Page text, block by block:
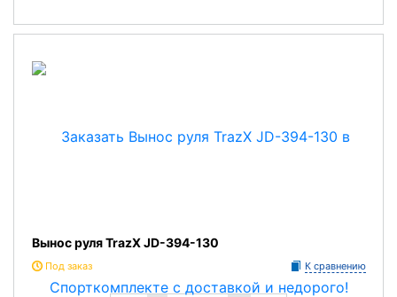
Вынос руля Ritchey
Характеристика:
Вынос руля TrazX JD-394-130
Под заказ К сравнению